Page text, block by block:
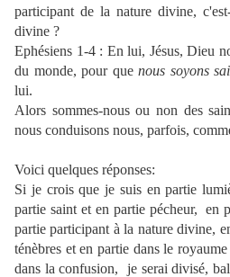
participant de la nature divine,
divine ?
Ephésiens 1-4 : En lui, Jésus, Dieu
du monde, pour quenous soyons
lui.
Alors sommes-nous ou non des
nous conduisons nous, parfois,
Voici quelques réponses:
Si je crois que je suis en partie
partie saint et en partie pécheur,
en
partie participant à la nature divine,
ténèbres et en partie dans le
dans la confusion,
je serai divisé,